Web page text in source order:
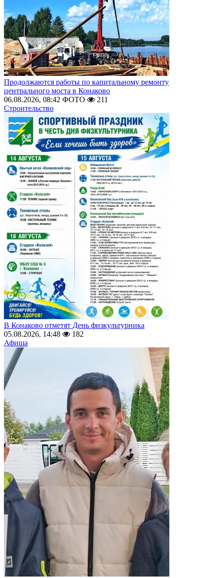
Продолжаются работы по капитальному ремонту
центрального моста в Конаково
06.08.2026, 08:42 ФОТО
211
Строительство
В Конаково отметят День физкультурника
05.08.2026, 14:48
182
Афиша